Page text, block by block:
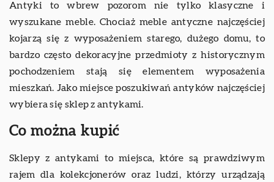
Antyki to wbrew pozorom nie tylko klasyczne i
wyszukane meble. Chociaż meble antyczne najczęściej
kojarzą się z wyposażeniem starego, dużego domu, to
bardzo często dekoracyjne przedmioty z historycznym
pochodzeniem stają się elementem wyposażenia
mieszkań. Jako miejsce poszukiwań antyków najczęściej
wybiera się sklep z antykami.
Co można kupić
Sklepy z antykami to miejsca, które są prawdziwym
rajem dla kolekcjonerów oraz ludzi, którzy urządzają